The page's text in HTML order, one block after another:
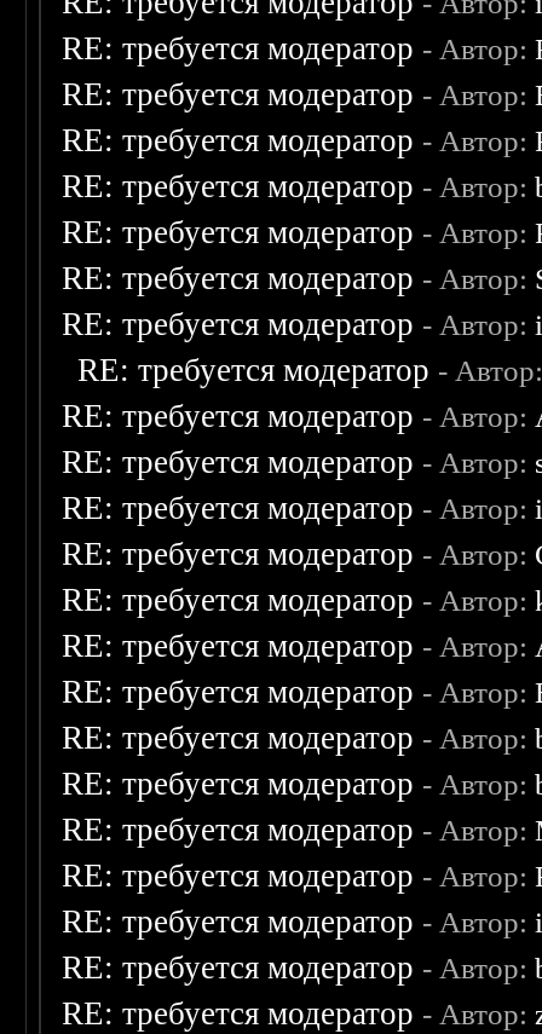
RE: требуется модератор - Автор:
RE: требуется модератор - Автор:
RE: требуется модератор - Автор:
RE: требуется модератор - Автор:
RE: требуется модератор - Автор:
RE: требуется модератор - Автор:
RE: требуется модератор - Автор:
RE: требуется модератор -
RE: требуется модератор - Автор:
RE: требуется модератор - Автор:
RE: требуется модератор - Автор:
RE: требуется модератор - Автор:
RE: требуется модератор - Автор:
RE: требуется модератор - Автор:
RE: требуется модератор - Автор:
RE: требуется модератор - Автор:
RE: требуется модератор - Автор:
RE: требуется модератор - Автор:
RE: требуется модератор - Автор:
RE: требуется модератор - Автор:
RE: требуется модератор - Автор:
RE: требуется модератор - Автор: